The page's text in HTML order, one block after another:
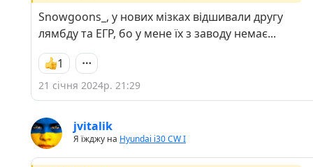
и т д.
Snowgoons_, у нових мізках відшивали другу
лямбду та ЕГР, бо у мене їх з заводу немає...
1
21 січня 2024р. 21:29
jvitalik
Я їжджу на Hyundai i30 CW I